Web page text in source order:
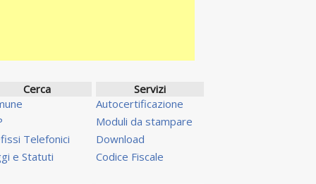
Cerca
Telefonici
e Statuti
Servizi
Autocertificazione
Moduli da stampare
Download
Codice Fiscale